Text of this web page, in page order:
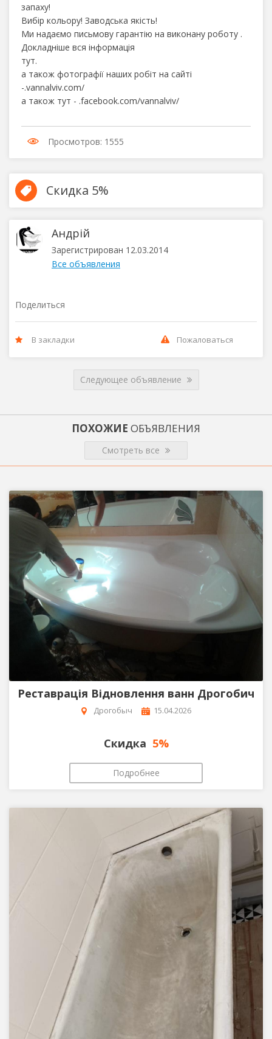
запаху!
Вибір кольору! Заводська якість!
Ми надаємо письмову гарантію на виконану роботу .
Докладніше вся інформація
тут.
а також фотографії наших робіт на сайті
-.vannalviv.com/
а також тут - .facebook.com/vannalviv/
Просмотров: 1555
Скидка 5%
Андрій
Зарегистрирован 12.03.2014
Все объявления
Поделиться
В закладки Пожаловаться
Следующее объявление
ПОХОЖИЕ ОБЪЯВЛЕНИЯ
Смотреть все
Реставрація Відновлення ванн Дрогобич
Дрогобыч 15.04.2026
Скидка 5%
Подробнее